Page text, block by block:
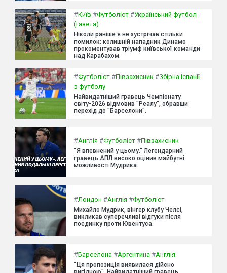
#Київ #Футболіст #Український футбол
(газета)
Ніколи раніше я не зустрічав стільки
помилок: колишній нападник Динамо
прокоментував тріумф київської команди
над Карабахом.
#Футболіст #Півзахисник #Збірна Іспанії
з футболу
Найвидатніший гравець Чемпіонату
світу-2026 відмовив "Реалу", обравши
перехід до "Барселони".
#Англія #Футболіст #Півзахисник
"Я впевнений у цьому." Легендарний
гравець АПЛ високо оцінив майбутні
можливості Мудрика.
#Лондон #Англія #Футболіст
Михайло Мудрик, вінгер клубу Челсі,
викликав суперечливі відгуки після
поєдинку проти Ювентуса.
#Барселона #Аргентина #Англія
"Ця пропозиція виявилася дійсно